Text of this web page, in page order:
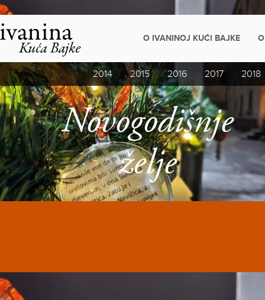
Napominjemo:
Ova
web
stranica
uključuje
sustav
pristupačnosti.
O IVANINOJ KUĆI BAJKE
2014 2015 2016 2017 2018
Novogodišnje
želje